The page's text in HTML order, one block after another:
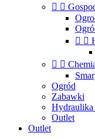
 
 
 
Ogród
Zabawki
Hydraulika
Outlet
Outlet